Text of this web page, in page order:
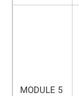
MODULE 5